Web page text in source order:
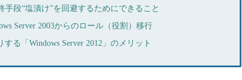
手段“塩漬け”を回避するためにできること
Server 2003からのロール（役割）移行
する「Windows Server 2012」のメリット